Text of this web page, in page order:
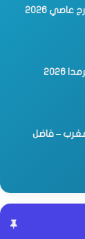
2026
– فاضل